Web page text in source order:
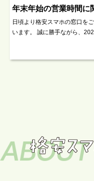
年末年始の営業時間に
日頃より格安スマホの窓口を
います。 誠に勝手ながら、